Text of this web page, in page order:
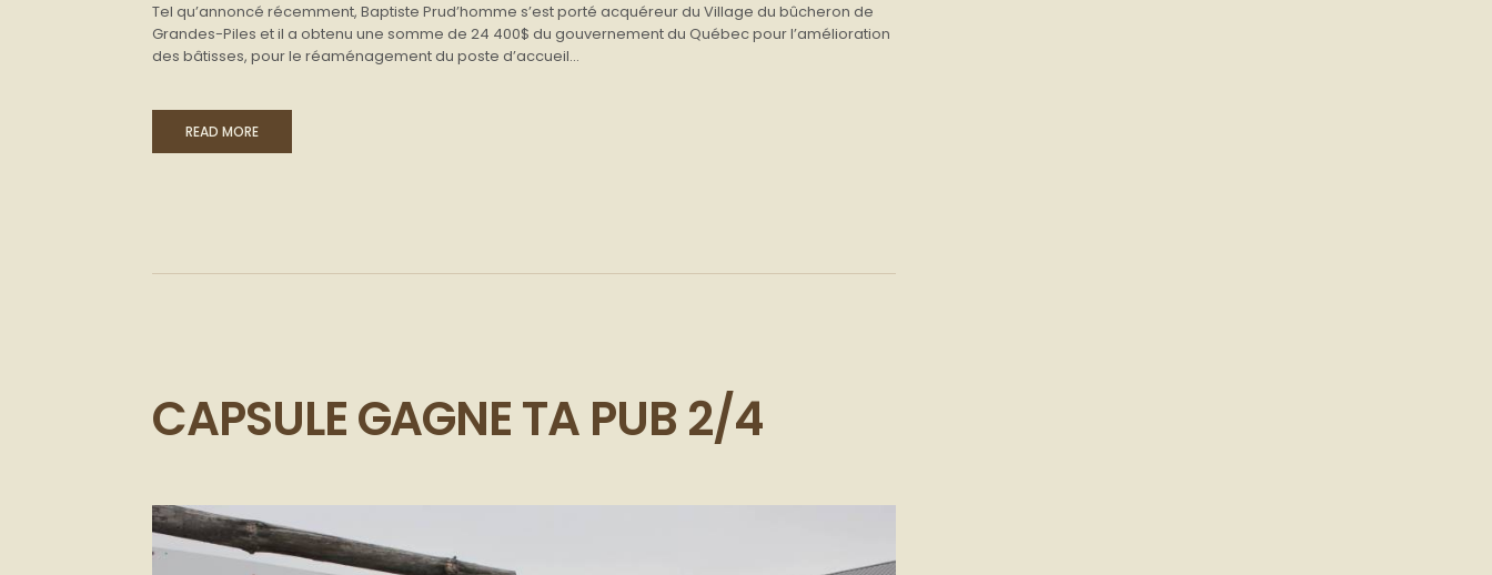
Tel qu’annoncé récemment, Baptiste Prud’homme s’est porté acquéreur du Village du bûcheron de
Grandes-Piles et il a obtenu une somme de 24 400$ du gouvernement du Québec pour l’amélioration
des bâtisses, pour le réaménagement du poste d’accueil...
READ MORE
CAPSULE GAGNE TA PUB 2/4